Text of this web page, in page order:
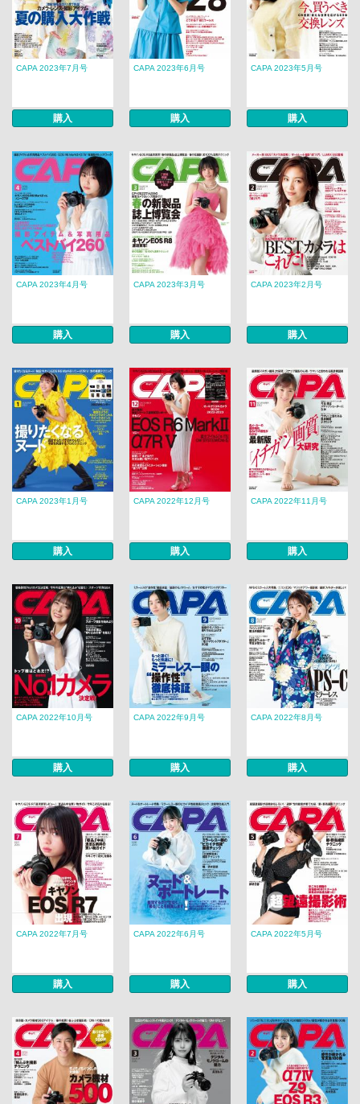
CAPA 2023年7月号
購入
CAPA 2023年6月号
購入
CAPA 2023年5月号
購入
CAPA 2023年4月号
購入
CAPA 2023年3月号
購入
CAPA 2023年2月号
購入
CAPA 2023年1月号
購入
CAPA 2022年12月号
購入
CAPA 2022年11月号
購入
CAPA 2022年10月号
購入
CAPA 2022年9月号
購入
CAPA 2022年8月号
購入
CAPA 2022年7月号
購入
CAPA 2022年6月号
購入
CAPA 2022年5月号
購入